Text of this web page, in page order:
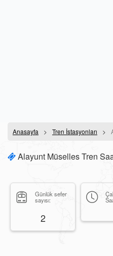
Anasayfa Tren İstasyonları
Alayunt Müselles Tren
Günlük sefer
sayısı:
2